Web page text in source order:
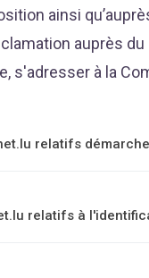
ainsi
auprès
s'adresser à la
relatifs
relatifs à